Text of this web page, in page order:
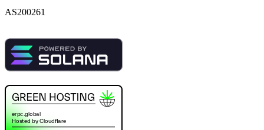
AS200261